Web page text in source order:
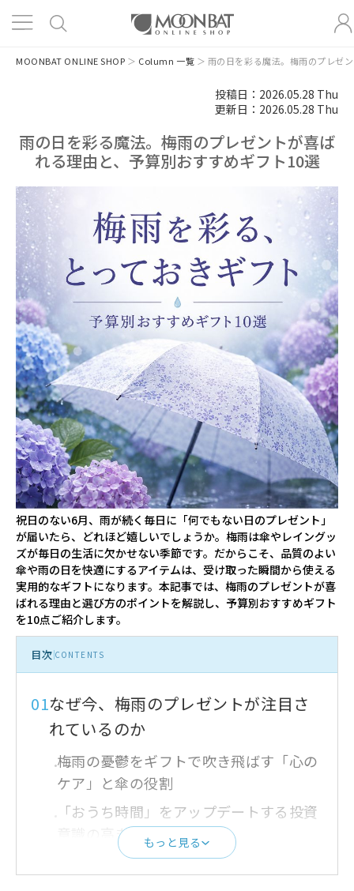
グ
MOONBAT ONLINE SHOP ＞ Column 一覧 ＞ 雨の日を彩る魔法。梅雨のプレゼ
投稿日：2026.05.28 Thu
更新日：2026.05.28 Thu
雨の日を彩る魔法。梅雨のプレゼントが喜ば
れる理由と、予算別おすすめギフト10選
祝日のない6月、雨が続く毎日に「何でもない日のプレゼント」
が届いたら、どれほど嬉しいでしょうか。梅雨は傘やレイングッ
ズが毎日の生活に欠かせない季節です。だからこそ、品質のよい
傘や雨の日を快適にするアイテムは、受け取った瞬間から使える
実用的なギフトになります。本記事では、梅雨のプレゼントが喜
ばれる理由と選び方のポイントを解説し、予算別おすすめギフト
を10点ご紹介します。
目次 CONTENTS
01なぜ今、梅雨のプレゼントが注目さ
れているのか
梅雨の憂鬱をギフトで吹き飛ばす「心の
ケア」と傘の役割
「おうち時間」をアップデートする投資
意識の高まり
梅雨のプレゼントが最高に喜ばれる
もっと見る